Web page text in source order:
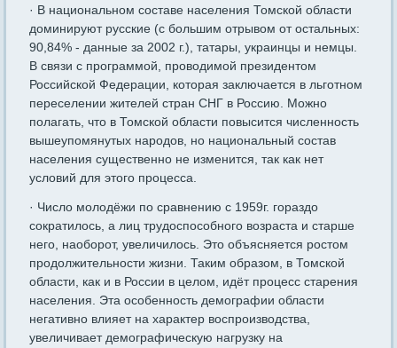
· В национальном составе населения Томской области
доминируют русские (с большим отрывом от остальных:
90,84% - данные за 2002 г.), татары, украинцы и немцы.
В связи с программой, проводимой президентом
Российской Федерации, которая заключается в льготном
переселении жителей стран СНГ в Россию. Можно
полагать, что в Томской области повысится численность
вышеупомянутых народов, но национальный состав
населения существенно не изменится, так как нет
условий для этого процесса.
· Число молодёжи по сравнению с 1959г. гораздо
сократилось, а лиц трудоспособного возраста и старше
него, наоборот, увеличилось. Это объясняется ростом
продолжительности жизни. Таким образом, в Томской
области, как и в России в целом, идёт процесс старения
населения. Эта особенность демографии области
негативно влияет на характер воспроизводства,
увеличивает демографическую нагрузку на